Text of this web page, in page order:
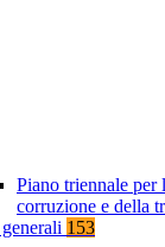
Piano triennale per
corruzione e della
153